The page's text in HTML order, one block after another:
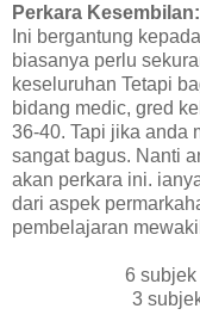
Perkara
Ini bergantung
biasanya perlu
keseluruhan Tetapi
bidang medic, gred
36-40. Tapi jika anda
sangat bagus. Nanti
akan perkara ini.
dari aspek
pembelajaran
6 subjek
3